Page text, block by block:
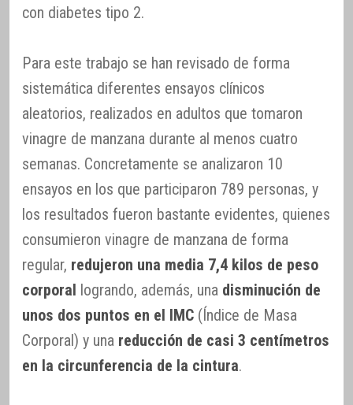
con diabetes tipo 2.
Para este trabajo se han revisado de forma
sistemática diferentes ensayos clínicos
aleatorios, realizados en adultos que tomaron
vinagre de manzana durante al menos cuatro
semanas. Concretamente se analizaron 10
ensayos en los que participaron 789 personas, y
los resultados fueron bastante evidentes, quienes
consumieron vinagre de manzana de forma
regular, redujeron una media 7,4 kilos de peso
corporal logrando, además, una disminución de
unos dos puntos en el IMC (Índice de Masa
Corporal) y una reducción de casi 3 centímetros
en la circunferencia de la cintura.